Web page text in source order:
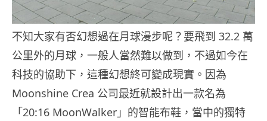
不知大家有否幻想過在月球漫步呢？要飛到 32.2 萬
公里外的月球，一般人當然難以做到，不過如今在
科技的協助下，這種幻想終可變成現實。因為
Moonshine Crea 公司最近就設計出一款名為
「20:16 MoonWalker」的智能布鞋，當中的獨特